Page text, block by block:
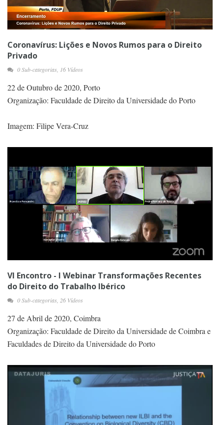
Coronavírus: Lições e Novos Rumos para o Direito
Privado
0 Sub-categorias, 16 Vídeos
22 de Outubro de 2020, Porto
Organização: Faculdade de Direito da Universidade do Porto
Imagem: Filipe Vera-Cruz
VI Encontro - I Webinar Transformações Recentes
do Direito do Trabalho Ibérico
0 Sub-categorias, 26 Vídeos
27 de Abril de 2020, Coimbra
Organização: Faculdade de Direito da Universidade de Coimbra e
Faculdades de Direito da Universidade do Porto